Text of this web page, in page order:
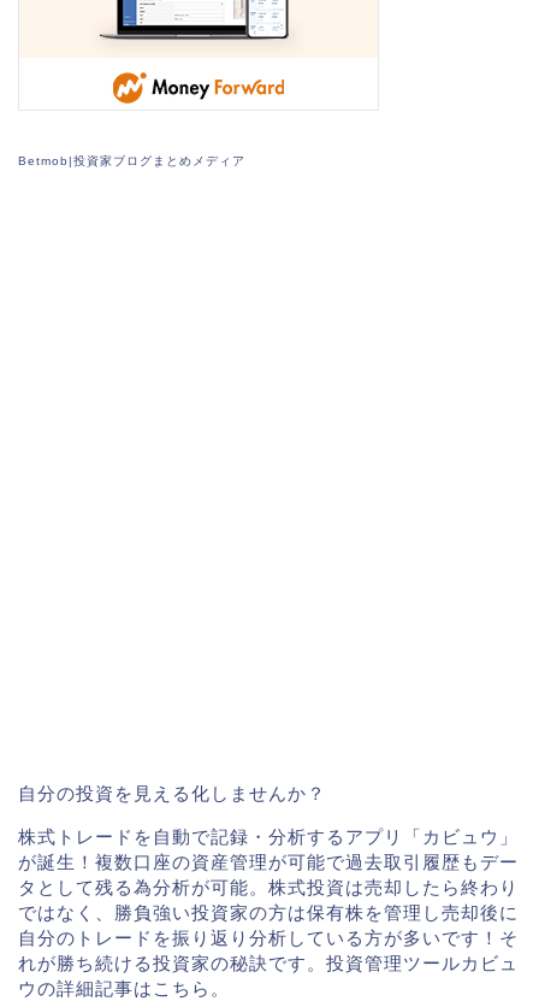
Betmob|投資家ブログまとめメディア
自分の投資を見える化しませんか？
株式トレードを自動で記録・分析するアプリ「カビュウ」
が誕生！複数口座の資産管理が可能で過去取引履歴もデー
タとして残る為分析が可能。株式投資は売却したら終わり
ではなく、勝負強い投資家の方は保有株を管理し売却後に
自分のトレードを振り返り分析している方が多いです！そ
れが勝ち続ける投資家の秘訣です。投資管理ツールカビュ
ウの詳細記事はこちら。